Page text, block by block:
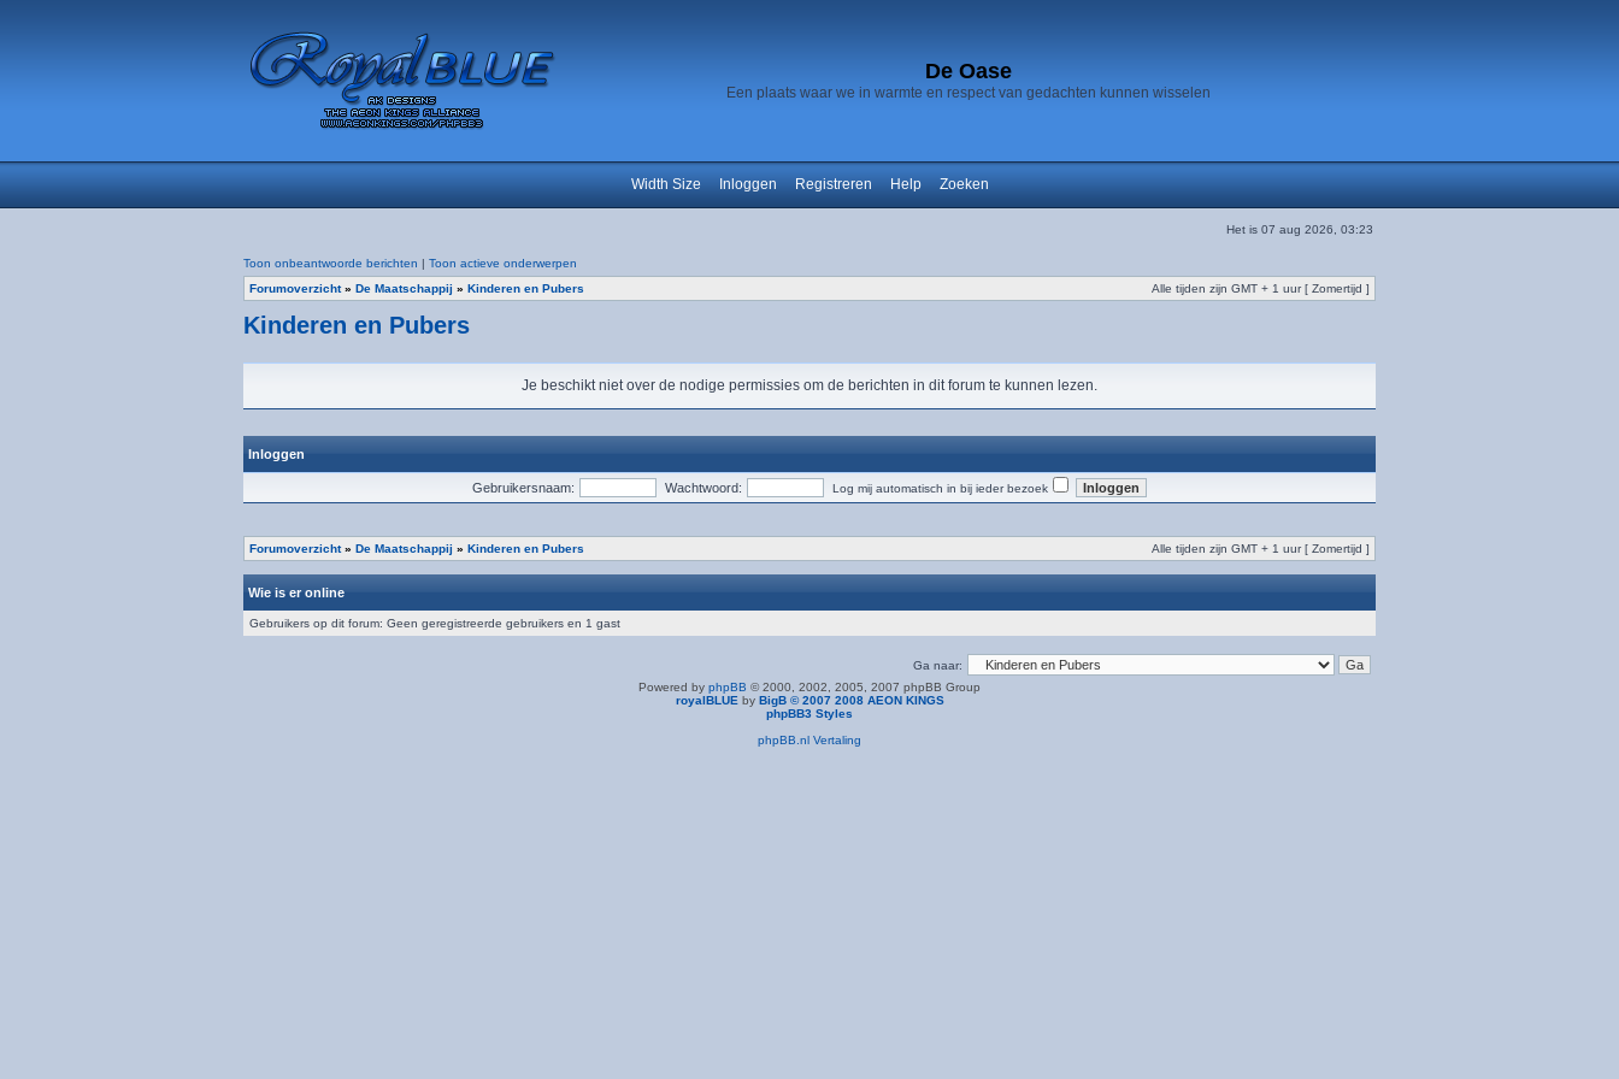
De Oase
Een plaats waar we in warmte en respect van gedachten kunnen wisselen
Width Size Inloggen Registreren Help Zoeken
Het is 07 aug 2026, 03:23
Toon onbeantwoorde berichten | Toon actieve onderwerpen
Forumoverzicht» De Maatschappij » Kinderen en Pubers Alle tijden zijn GMT + 1 uur [ Zomertijd ]
Kinderen en Pubers
Je beschikt niet over de nodige permissies om de berichten in dit forum te kunnen lezen.
Inloggen
Gebruikersnaam: Wachtwoord: Log mij automatisch in bij ieder bezoek
Forumoverzicht» De Maatschappij » Kinderen en Pubers Alle tijden zijn GMT + 1 uur [ Zomertijd ]
Wie is er online
Gebruikers op dit forum: Geen geregistreerde gebruikers en 1 gast
Ga naar:
Powered by phpBB © 2000, 2002, 2005, 2007 phpBB Group
royalBLUE by BigB © 2007 2008 AEON KINGS
phpBB3 Styles
phpBB.nl Vertaling